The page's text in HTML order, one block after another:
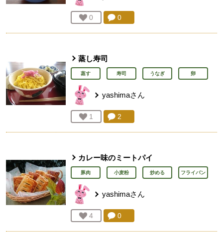
お気に入り登録：
0 人が登録コメント：
0
蒸し寿司
蒸す 寿司 うなぎ 卵
yashimaさん
お気に入り登録：
1 人が登録コメント：
2
カレー味のミートパイ
豚肉 小麦粉 炒める フライパン
yashimaさん
お気に入り登録：
4 人が登録コメント：
0